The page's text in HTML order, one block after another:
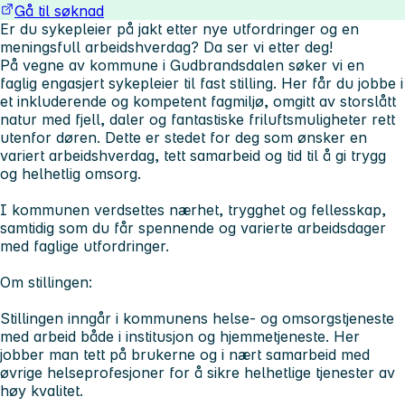
Gå til søknad
Er du sykepleier på jakt etter nye utfordringer og en
meningsfull arbeidshverdag? Da ser vi etter deg!
På vegne av kommune i Gudbrandsdalen søker vi en
faglig engasjert sykepleier til fast stilling. Her får du jobbe i
et inkluderende og kompetent fagmiljø, omgitt av storslått
natur med fjell, daler og fantastiske friluftsmuligheter rett
utenfor døren. Dette er stedet for deg som ønsker en
variert arbeidshverdag, tett samarbeid og tid til å gi trygg
og helhetlig omsorg.
I kommunen verdsettes nærhet, trygghet og fellesskap,
samtidig som du får spennende og varierte arbeidsdager
med faglige utfordringer.
Om stillingen:
Stillingen inngår i kommunens helse- og omsorgstjeneste
med arbeid både i institusjon og hjemmetjeneste. Her
jobber man tett på brukerne og i nært samarbeid med
øvrige helseprofesjoner for å sikre helhetlige tjenester av
høy kvalitet.